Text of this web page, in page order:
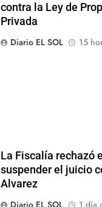
contra la Ley de
Privada
Diario EL SOL
15
La Fiscalía rechazó
suspender el juicio
Alvarez
Diario EL SOL
1 día